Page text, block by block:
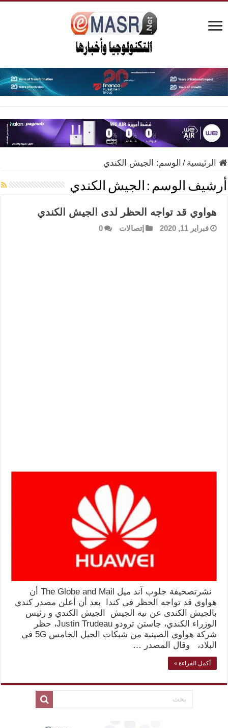
الرئيسية / الوسم: الجيش الكندي
أرشيف الوسم : الجيش الكندي
هواوي قد تواجه الحظر لدى الجيش الكندي
فبراير 11, 2020 إتصالات 0
نشرتصحيفة جلوب آند ميل The Globe and Mail أن
هواوي قد تواجه الحظر فى كندا بعد أن أعلن مصدر كندي
بالجيش الكندى عن نية الجيش الجيش الكندي و رئيس
الوزراء الكندي، جاستن ترودو Justin Trudeau، حظر
شركة هواوي الصينية من شبكات الجيل الخامس 5G في
البلاد، وقال المصدر …
أكمل القراءة »